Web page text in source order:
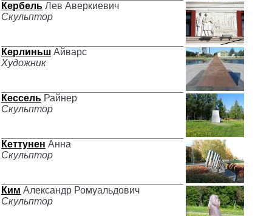
Кербель Лев Аверкиевич
Скульптор
Керлиньш Айварс
Художник
Кессель Райнер
Скульптор
Кеттунен Анна
Скульптор
Ким Александр Ромуальдович
Скульптор